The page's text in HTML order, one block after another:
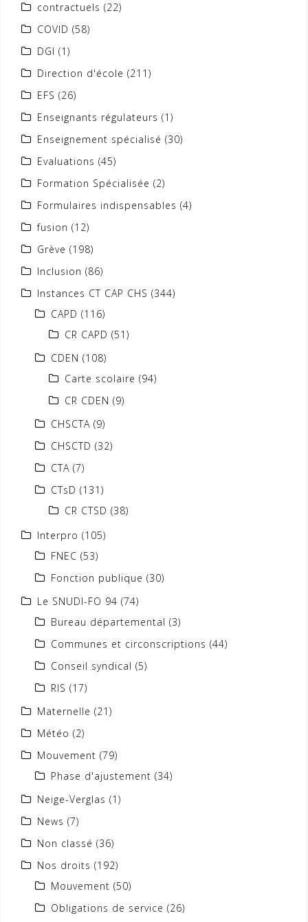
contractuels (22)
COVID (58)
DGI (1)
Direction d'école (211)
EFS (26)
Enseignants régulateurs (1)
Enseignement spécialisé (30)
Evaluations (45)
Formation Spécialisée (2)
Formulaires indispensables (4)
fusion (12)
Grève (198)
Inclusion (86)
Instances CT CAP CHS (344)
CAPD (116)
CR CAPD (51)
CDEN (108)
Carte scolaire (94)
CR CDEN (9)
CHSCTA (9)
CHSCTD (32)
CTA (7)
CTsD (131)
CR CTSD (38)
Interpro (105)
FNEC (53)
Fonction publique (30)
Le SNUDI-FO 94 (74)
Bureau départemental (3)
Communes et circonscriptions (44)
Conseil syndical (5)
RIS (17)
Maternelle (21)
Météo (2)
Mouvement (79)
Phase d'ajustement (34)
Neige-Verglas (1)
News (7)
Non classé (36)
Nos droits (192)
Mouvement (50)
Obligations de service (26)